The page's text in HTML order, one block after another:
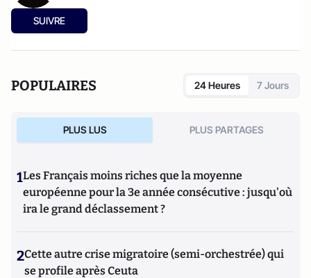
SUIVRE
POPULAIRES 24 Heures 7 Jours
PLUS LUS PLUS PARTAGES
1Les Français moins riches que la moyenne
européenne pour la 3e année consécutive : jusqu'où
ira le grand déclassement ?
2Cette autre crise migratoire (semi-orchestrée) qui
se profile après Ceuta